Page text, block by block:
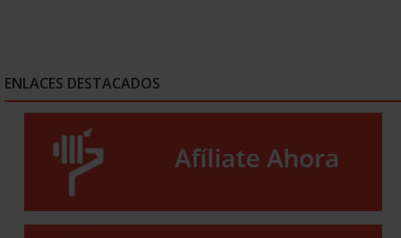
ENLACES DESTACADOS